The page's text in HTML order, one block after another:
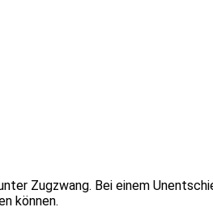
Zugzwang. Bei einem
können.